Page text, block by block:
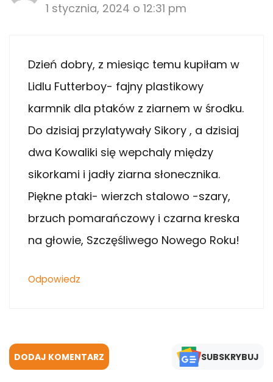
1 stycznia, 2024 o 12:31 pm
Dzień dobry, z miesiąc temu kupiłam w
Lidlu Futterboy- fajny plastikowy
karmnik dla ptaków z ziarnem w środku.
Do dzisiaj przylatywały Sikory , a dzisiaj
dwa Kowaliki się wepchaly między
sikorkami i jadły ziarna słonecznika.
Piękne ptaki- wierzch stalowo -szary,
brzuch pomarańczowy i czarna kreska
na głowie, Szczęśliwego Nowego Roku!
Odpowiedz
DODAJ KOMENTARZ SUBSKRYBUJ